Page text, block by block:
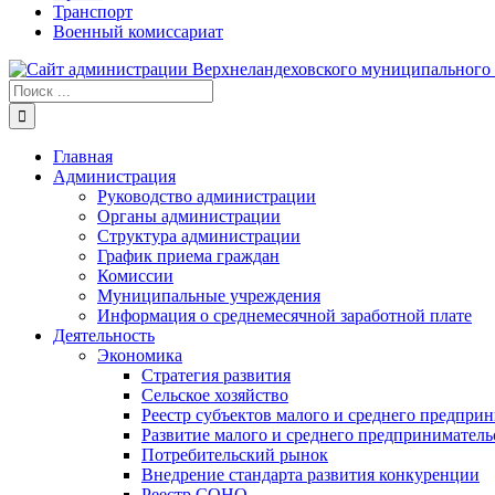
Транспорт
Военный комиссариат
Результат
поиска:
Главная
Администрация
Руководство администрации
Органы администрации
Структура администрации
График приема граждан
Комиссии
Муниципальные учреждения
Информация о среднемесячной заработной плате
Деятельность
Экономика
Стратегия развития
Сельское хозяйство
Реестр субъектов малого и среднего
Развитие малого и среднего
Потребительский рынок
Внедрение стандарта развития конкуренции